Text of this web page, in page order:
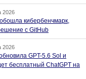
2026
кибербенчмарк,
с GitHub
2026
GPT-5.6 Sol и
бесплатный ChatGPT на